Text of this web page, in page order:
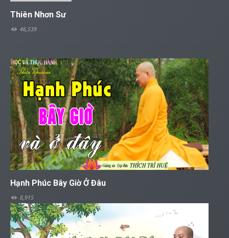
Thiên Nhơn Sư
46,539
Hạnh Phúc Bây Giờ Ở Đâu
8,915